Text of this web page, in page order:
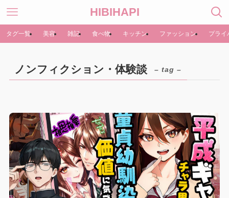
HIBIHAPI
タグ一覧 美容 雑記 食べ物 キッチン ファッション プライ
ノンフィクション・体験談 – tag –